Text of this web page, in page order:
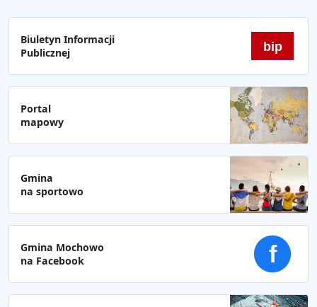
Biuletyn Informacji
Publicznej
bip
Portal
mapowy
Gmina
na sportowo
Gmina Mochowo
na Facebook
f